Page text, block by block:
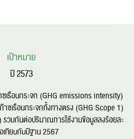
เป้าหมาย
ปี 2573
เรือนกระจก (GHG emissions intensity)
ซเรือนกระจกทั้งทางตรง (GHG Scope 1)
รวมกันต่อปริมาณการใช้งานข้อมูลลงร้อยละ
เทียบกับปีฐาน 2567